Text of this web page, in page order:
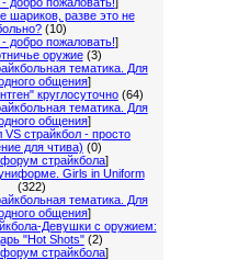
шариков, разве это не
(10)
- добро пожаловать!]
оружие (3)
тематика. Для
общения]
круглосуточно (64)
тематика. Для
общения]
VS страйкбол - просто
для чтива) (0)
страйкбола]
Girls in Uniform
(322)
тематика. Для
общения]
Девушки с оружием:
"Hot Shots" (2)
страйкбола]